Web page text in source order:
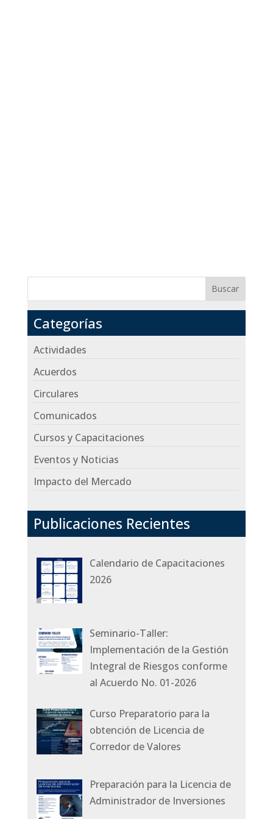
Buscar
Categorías
Actividades
Acuerdos
Circulares
Comunicados
Cursos y Capacitaciones
Eventos y Noticias
Impacto del Mercado
Publicaciones Recientes
Calendario de Capacitaciones
2026
Seminario-Taller:
Implementación de la Gestión
Integral de Riesgos conforme
al Acuerdo No. 01-2026
Curso Preparatorio para la
obtención de Licencia de
Corredor de Valores
Preparación para la Licencia de
Administrador de Inversiones